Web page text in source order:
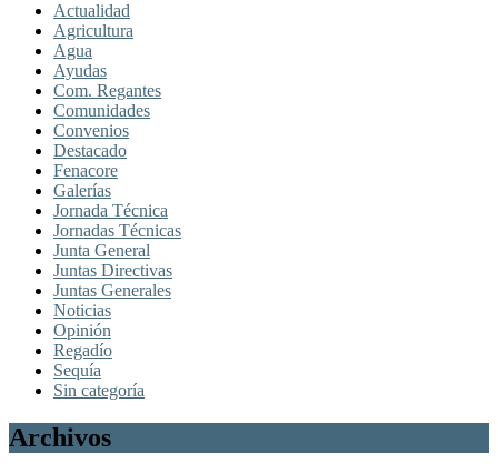
Actualidad
Agricultura
Agua
Ayudas
Com. Regantes
Comunidades
Convenios
Destacado
Fenacore
Galerías
Jornada Técnica
Jornadas Técnicas
Junta General
Juntas Directivas
Juntas Generales
Noticias
Opinión
Regadío
Sequía
Sin categoría
Archivos